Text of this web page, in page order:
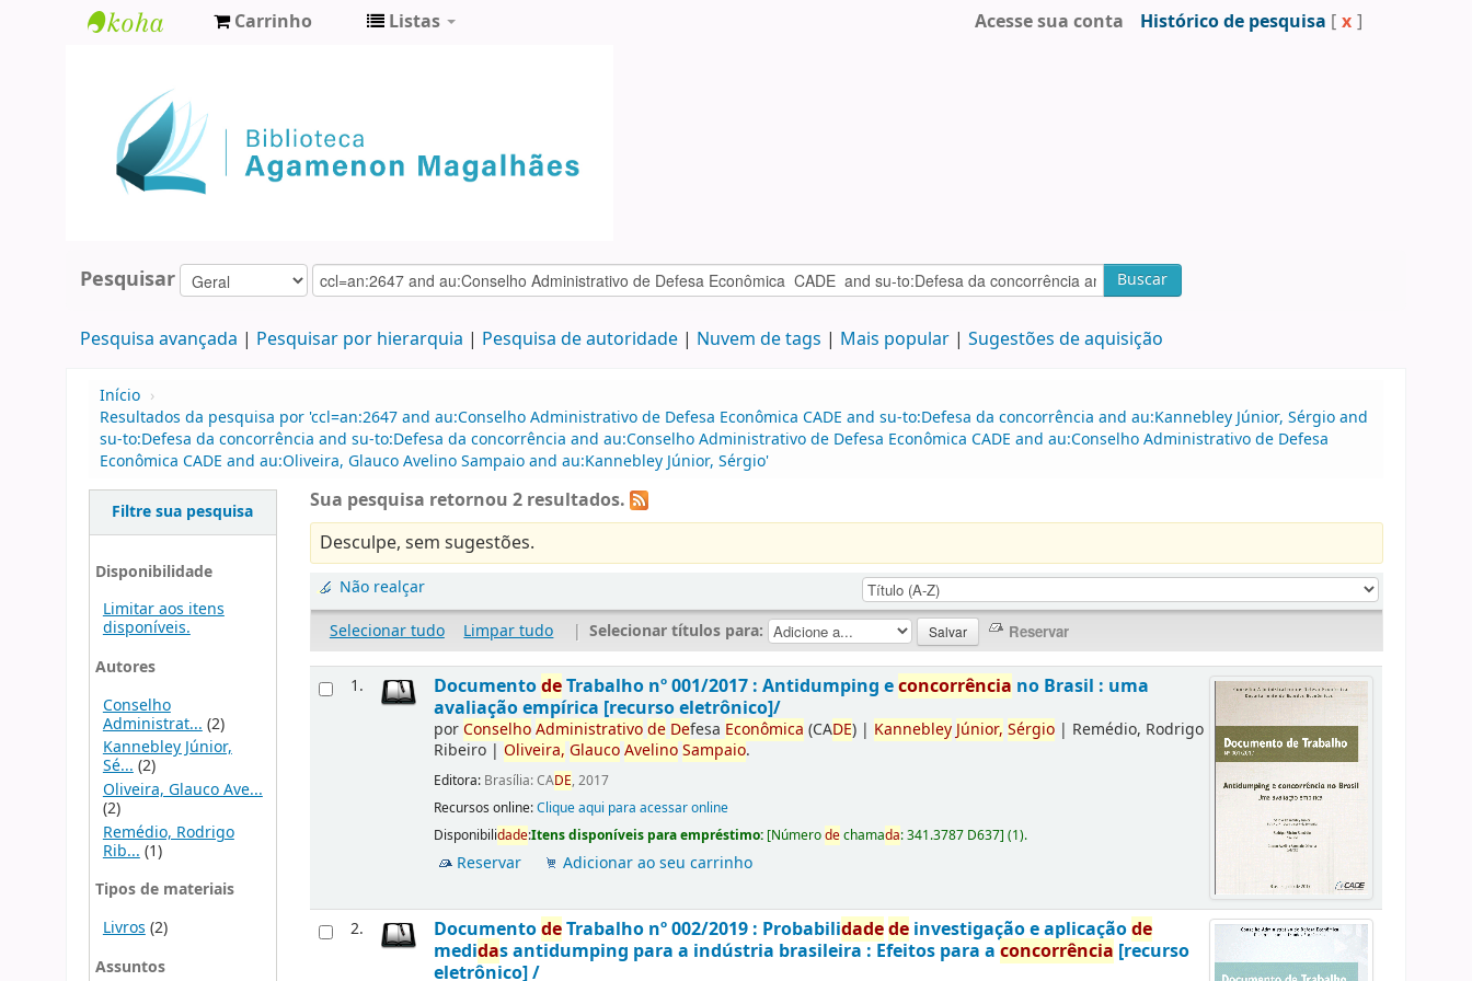
Agamenon
Magalhães
Carrinho Listas Acesse sua conta Histórico de pesquisa [ x ]
Pesquisar Buscar
Pesquisa avançada Pesquisar por hierarquia Pesquisa de autoridade Nuvem de tags Mais popular Sugestões de aquisição
Início ›
Resultados da pesquisa por 'ccl=an:2647 and au:Conselho Administrativo de Defesa Econômica CADE and su-to:Defesa da concorrência and au:Kannebley Júnior, Sérgio and
su-to:Defesa da concorrência and su-to:Defesa da concorrência and au:Conselho Administrativo de Defesa Econômica CADE and au:Conselho Administrativo de Defesa
Econômica CADE and au:Oliveira, Glauco Avelino Sampaio and au:Kannebley Júnior, Sérgio'
Filtre sua pesquisa
Disponibilidade
Limitar aos itens
disponíveis.
Autores
Conselho
Administrat... (2)
Kannebley Júnior,
Sé...(2)
Oliveira, Glauco Ave...
(2)
Remédio, Rodrigo
Rib... (1)
Tipos de materiais
Livros (2)
Assuntos
Sua pesquisa retornou 2 resultados.
Desculpe, sem sugestões.
Não realçar
Selecionar tudo
Limpar tudo | Selecionar títulos para:
1. DocumentodeTrabalho nº 001/2017 : Antidumping econcorrência no Brasil : uma
avaliação empírica [recurso eletrônico]/
porConselhoAdministrativode Defesa Econômica (CADE) | KannebleyJúnior, Sérgio | Remédio, Rodrigo
Ribeiro |Oliveira, GlaucoAvelinoSampaio.
Editora: Brasília: CADE, 2017
Recursos online:Clique aqui para acessar online
Disponibilidade:Itens disponíveis para empréstimo: [Númerodechamada:341.3787 D637](1).
Reservar Adicionar ao seu carrinho
2. DocumentodeTrabalho nº 002/2019 : Probabilidadede investigação e aplicaçãode
medidas antidumping para a indústria brasileira : Efeitos para aconcorrência [recurso
eletrônico] /